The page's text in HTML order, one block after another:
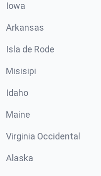
Iowa
Arkansas
Isla de Rode
Misisipi
Idaho
Maine
Virginia Occidental
Alaska